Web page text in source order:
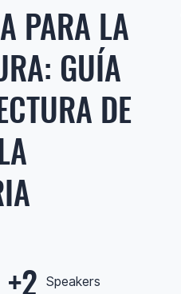
PARA LA
GUÍA
DE
+2 Speakers